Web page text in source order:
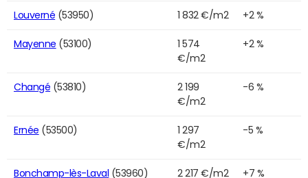
Louverné (53950) 1 832 €/m2 +2 %
Mayenne (53100)
1 574
€/m2
+2 %
Changé (53810)
2 199
€/m2
-6 %
Ernée (53500)
1 297
€/m2
-5 %
Bonchamp-lès-Laval (53960) 2 217 €/m2 +7 %